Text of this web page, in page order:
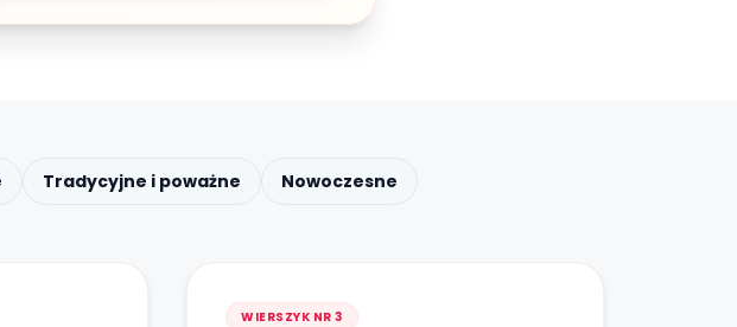
Tradycyjne i poważne Nowoczesne
WIERSZYK NR 3